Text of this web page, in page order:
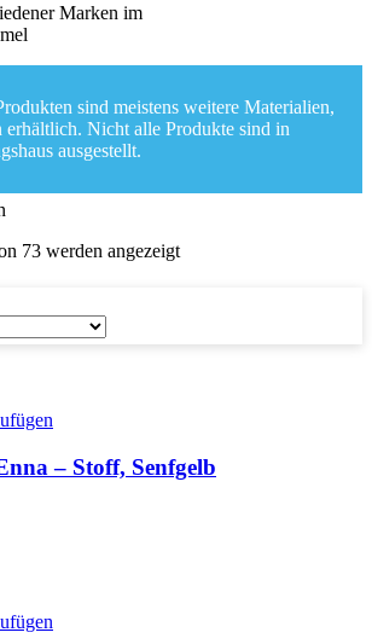
Marken im
sind meistens weitere Materialien,
erhältlich. Nicht alle Produkte sind in
ausgestellt.
73 werden angezeigt
– Stoff, Senfgelb